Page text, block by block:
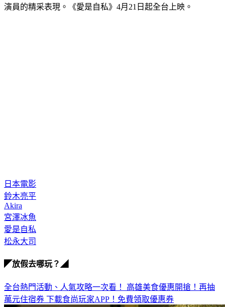
演員的精采表現。《愛是自私》4月21日起全台上映。
日本電影
鈴木亮平
Akira
宮澤冰魚
愛是自私
松永大司
◤放假去哪玩？◢
全台熱門活動、人氣攻略一次看！ 高雄美食優惠開搶！再抽
萬元住宿券 下載食尚玩家APP！免費領取優惠券